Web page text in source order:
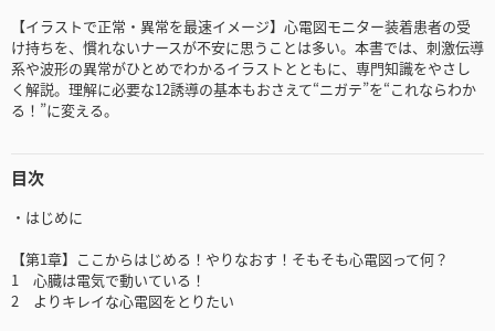
【イラストで正常・異常を最速イメージ】心電図モニター装着患者の受
け持ちを、慣れないナースが不安に思うことは多い。本書では、刺激伝導
系や波形の異常がひとめでわかるイラストとともに、専門知識をやさし
く解説。理解に必要な12誘導の基本もおさえて“ニガテ”を“これならわか
る！”に変える。
目次
・はじめに
【第1章】ここからはじめる！やりなおす！そもそも心電図って何？
1 心臓は電気で動いている！
2 よりキレイな心電図をとりたい